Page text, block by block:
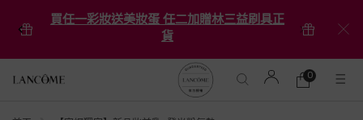
買任一彩妝送美妝蛋 任二加贈林三益刷具正
貨
購
0
0 product in